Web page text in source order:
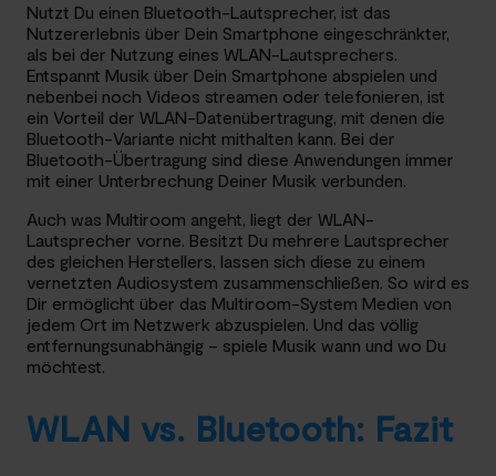
Nutzt Du einen Bluetooth-Lautsprecher, ist das
Nutzererlebnis über Dein Smartphone eingeschränkter,
als bei der Nutzung eines WLAN-Lautsprechers.
Entspannt Musik über Dein Smartphone abspielen und
nebenbei noch Videos streamen oder telefonieren, ist
ein Vorteil der WLAN-Datenübertragung, mit denen die
Bluetooth-Variante nicht mithalten kann. Bei der
Bluetooth-Übertragung sind diese Anwendungen immer
mit einer Unterbrechung Deiner Musik verbunden.
Auch was Multiroom angeht, liegt der WLAN-
Lautsprecher vorne. Besitzt Du mehrere Lautsprecher
des gleichen Herstellers, lassen sich diese zu einem
vernetzten Audiosystem zusammenschließen. So wird es
Dir ermöglicht über das Multiroom-System Medien von
jedem Ort im Netzwerk abzuspielen. Und das völlig
entfernungsunabhängig – spiele Musik wann und wo Du
möchtest.
WLAN vs. Bluetooth: Fazit